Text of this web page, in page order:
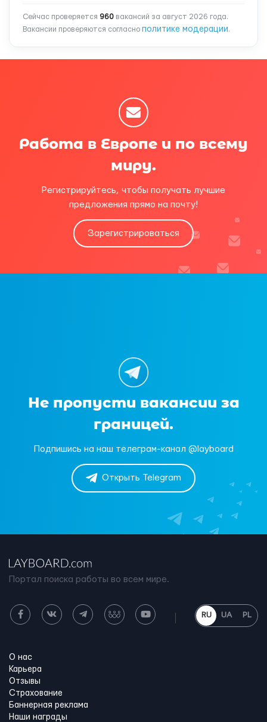
Сейчас проверяется 960 вакансий за август 2026 года.
Вакансии проверяются согласно политике модерации.
Работа в Европе и по всему
миру.
Регистрируйтесь, чтобы получать лучшие
предложения прямо на почту!
Зарегистрироваться
Не пропусти вакансии за
границей.
Подпишись на наш телеграм-канал @layboard
Открыть Telegram
Портал поиска работы во всем мире.
RU UA PL
О нас
Карьера
Отзывы
Страхование
Баннерная реклама
Наши награды